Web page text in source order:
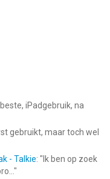
beste, iPadgebruik, na
gebruikt, maar toch wel
- Talkie: " Ik ben op zoek
"